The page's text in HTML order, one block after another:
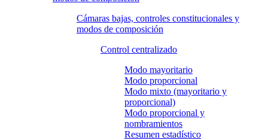
Cámaras bajas, controles constitucionales y
modos de composición
Control centralizado
Modo mayoritario
Modo proporcional
Modo mixto (mayoritario y
proporcional)
Modo proporcional y
nombramientos
Resumen estadístico